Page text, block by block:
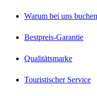
Warum bei uns
Bestpreis-Garantie
Qualitätsmarke
Touristischer Service